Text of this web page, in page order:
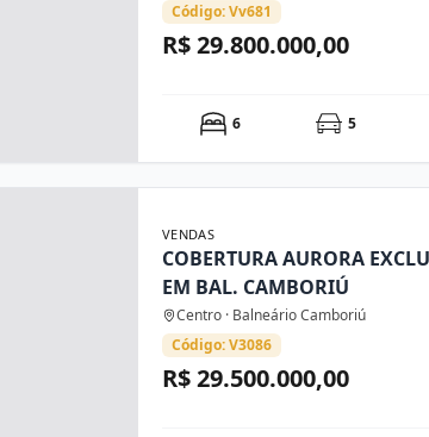
Código: Vv681
R$ 29.800.000,00
6 5
VENDAS
COBERTURA AURORA
EM BAL. CAMBORIÚ
Centro · Balneário Camboriú
Código: V3086
R$ 29.500.000,00